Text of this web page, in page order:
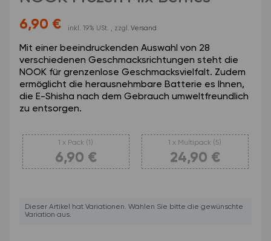
6,90 € inkl. 19% USt. , zzgl. Versand
Mit einer beeindruckenden Auswahl von 28
verschiedenen Geschmacksrichtungen steht die
NOOK für grenzenlose Geschmacksvielfalt. Zudem
ermöglicht die herausnehmbare Batterie es Ihnen,
die E-Shisha nach dem Gebrauch umweltfreundlich
zu entsorgen.
1 x Pack (1)
1 x Pack (1)
6,90 €
1 x Multipack (5)
1 x Multipack (5)
24,90 €
xDieser Artikel hat Variationen. Wählen Sie bitte die gewünschte
Variation aus.